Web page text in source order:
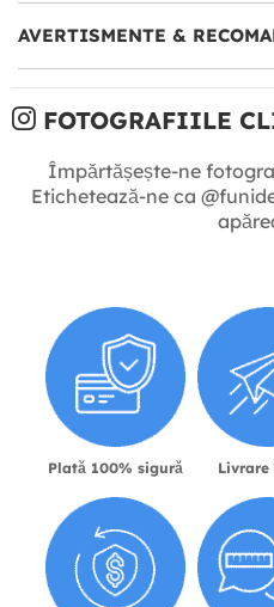
AVERTISMENTE &
FOTOGRAFIILE
Împărtășește-ne
Etichetează-ne ca
Plată 100% sigură Livrare